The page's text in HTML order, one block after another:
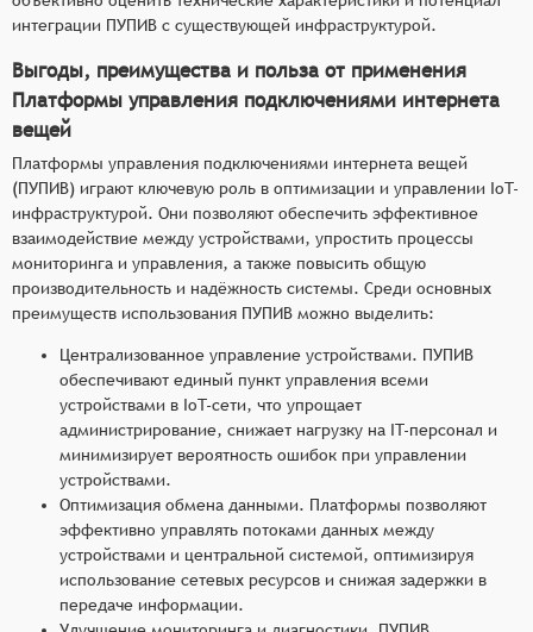
интеграции ПУПИВ с существующей инфраструктурой.
Выгоды, преимущества и польза от применения
Платформы управления подключениями интернета
вещей
Платформы управления подключениями интернета вещей
(ПУПИВ) играют ключевую роль в оптимизации и управлении IoT-
инфраструктурой. Они позволяют обеспечить эффективное
взаимодействие между устройствами, упростить процессы
мониторинга и управления, а также повысить общую
производительность и надёжность системы. Среди основных
преимуществ использования ПУПИВ можно выделить:
Централизованное управление устройствами. ПУПИВ
обеспечивают единый пункт управления всеми
устройствами в IoT-сети, что упрощает
администрирование, снижает нагрузку на IT-персонал и
минимизирует вероятность ошибок при управлении
устройствами.
Оптимизация обмена данными. Платформы позволяют
эффективно управлять потоками данных между
устройствами и центральной системой, оптимизируя
использование сетевых ресурсов и снижая задержки в
передаче информации.